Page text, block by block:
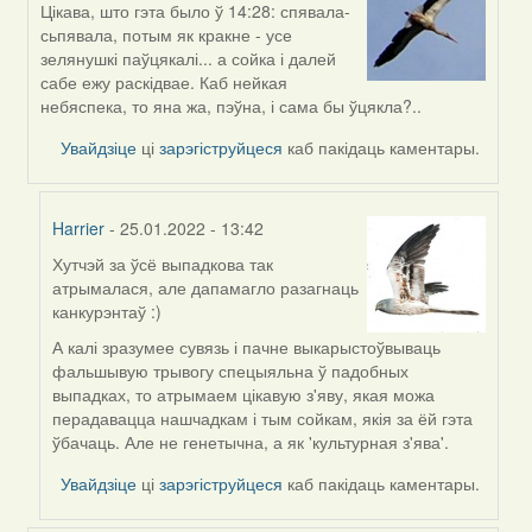
In
reply
to
by
Peregrinus
Цікава, што гэта было ў 14:28: спявала-
сьпявала, потым як кракне - усе
зелянушкі паўцякалі... а сойка і далей
сабе ежу раскідвае. Каб нейкая
небяспека, то яна жа, пэўна, і сама бы ўцякла?..
Увайдзіце цізарэгіструйцеся каб пакідаць каментары.
Harrier - 25.01.2022 - 13:42
In
reply
to
by
Lighty
Хутчэй за ўсё выпадкова так
атрымалася, але дапамагло разагнаць
канкурэнтаў :)
А калі зразумее сувязь і пачне выкарыстоўвываць
фальшывую трывогу спецыяльна ў падобных
выпадках, то атрымаем цікавую з'яву, якая можа
перадавацца нашчадкам і тым сойкам, якія за ёй гэта
ўбачаць. Але не генетычна, а як 'культурная з'ява'.
Увайдзіце цізарэгіструйцеся каб пакідаць каментары.